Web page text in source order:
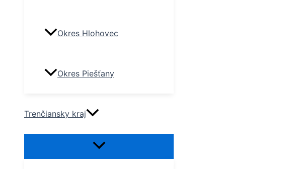
Okres Hlohovec
Okres Piešťany
Trenčiansky kraj